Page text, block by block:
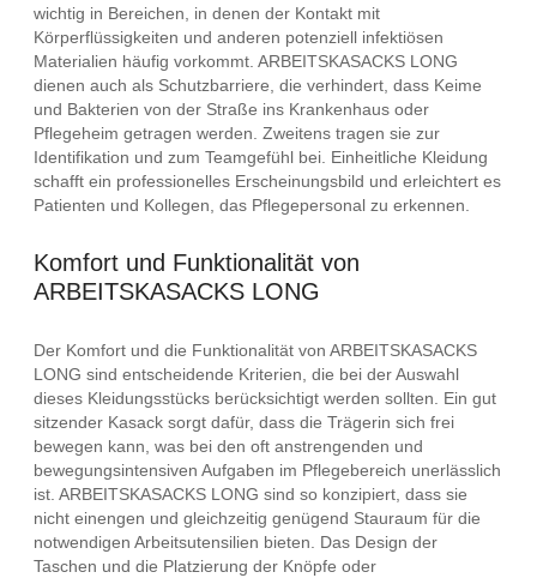
wichtig in Bereichen, in denen der Kontakt mit
Körperflüssigkeiten und anderen potenziell infektiösen
Materialien häufig vorkommt. ARBEITSKASACKS LONG
dienen auch als Schutzbarriere, die verhindert, dass Keime
und Bakterien von der Straße ins Krankenhaus oder
Pflegeheim getragen werden. Zweitens tragen sie zur
Identifikation und zum Teamgefühl bei. Einheitliche Kleidung
schafft ein professionelles Erscheinungsbild und erleichtert es
Patienten und Kollegen, das Pflegepersonal zu erkennen.
Komfort und Funktionalität von
ARBEITSKASACKS LONG
Der Komfort und die Funktionalität von ARBEITSKASACKS
LONG sind entscheidende Kriterien, die bei der Auswahl
dieses Kleidungsstücks berücksichtigt werden sollten. Ein gut
sitzender Kasack sorgt dafür, dass die Trägerin sich frei
bewegen kann, was bei den oft anstrengenden und
bewegungsintensiven Aufgaben im Pflegebereich unerlässlich
ist. ARBEITSKASACKS LONG sind so konzipiert, dass sie
nicht einengen und gleichzeitig genügend Stauraum für die
notwendigen Arbeitsutensilien bieten. Das Design der
Taschen und die Platzierung der Knöpfe oder